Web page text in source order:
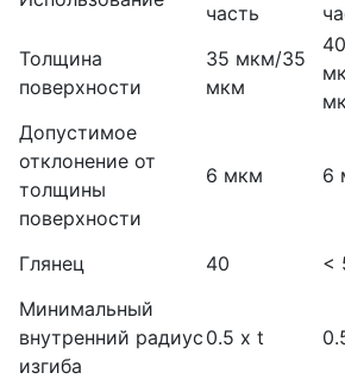
часть
Толщина
поверхности
35 мкм/35
мкм
40
Допустимое
отклонение от
толщины
поверхности
6 мкм 6
Глянец 40 <
Минимальный
внутренний радиус
изгиба
0.5 x t